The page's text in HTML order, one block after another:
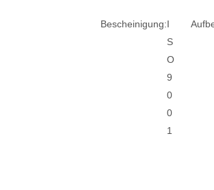
Bescheinigung:I
S
O
9
0
0
1